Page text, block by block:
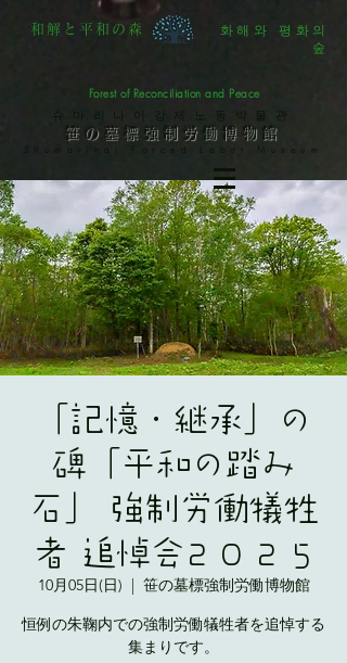
和解と平和の森
화해와 평화의
숲
Forest of Reconciliation and Peace
슈마리나이강제노동박물관
笹の墓標強制労働博物館
Shumarinai Forced Labor Museum
「記憶・継承」の
碑「平和の踏み
石」 強制労働犠牲
者 追悼会2 0 2 5
10月05日(日)
  |
笹の墓標強制労働博物館
恒例の朱鞠内での強制労働犠牲者を追悼する
集まりです。